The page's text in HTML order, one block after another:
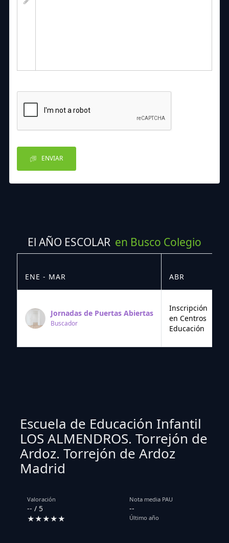
ENVIAR
El AÑO ESCOLAR en Busco Colegio
ENE - MAR ABR
Jornadas de Puertas Abiertas
Buscador
Inscripción
en Centros
Educación
Escuela de Educación Infantil
LOS ALMENDROS. Torrejón de
Ardoz. Torrejón de Ardoz
Madrid
Valoración
-- / 5
★★★★★
Nota media PAU
--
Último año